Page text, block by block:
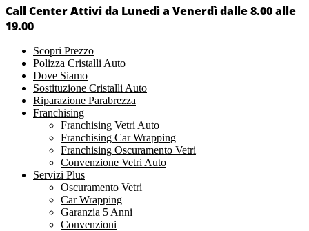
Call Center Attivi da Lunedì a Venerdì dalle 8.00 alle
19.00
Scopri Prezzo
Polizza Cristalli Auto
Dove Siamo
Sostituzione Cristalli Auto
Riparazione Parabrezza
Franchising
Franchising Vetri Auto
Franchising Car Wrapping
Franchising Oscuramento Vetri
Convenzione Vetri Auto
Servizi Plus
Oscuramento Vetri
Car Wrapping
Garanzia 5 Anni
Convenzioni